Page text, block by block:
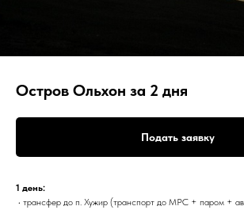
Остров Ольхон за 2 дня
Подать заявку
1 день:
• трансфер до п. Хужир (транспорт до МРС + паром +